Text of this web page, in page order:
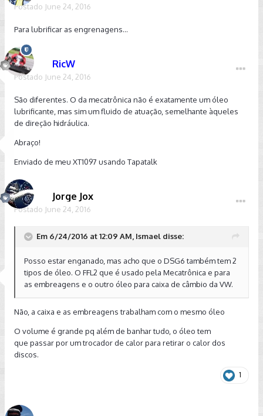
Postado June 24, 2016
Para lubrificar as engrenagens...
RicW
Postado June 24, 2016
São diferentes. O da mecatrônica não é exatamente um óleo
lubrificante, mas sim um fluido de atuação, semelhante àqueles
de direção hidráulica.
Abraço!
Enviado de meu XT1097 usando Tapatalk
Jorge Jox
Postado June 24, 2016
Em 6/24/2016 at 12:09 AM, Ismael disse:
Posso estar enganado, mas acho que o DSG6 também tem 2
tipos de óleo. O FFL2 que é usado pela Mecatrônica e para
as embreagens e o outro óleo para caixa de câmbio da VW.
Não, a caixa e as embreagens trabalham com o mesmo óleo
O volume é grande pq além de banhar tudo, o óleo tem
que passar por um trocador de calor para retirar o calor dos
discos.
1